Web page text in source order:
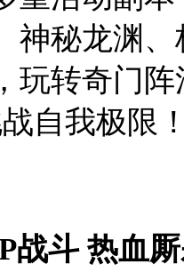
神秘龙渊
玩转奇门
自我极限
战斗 热血